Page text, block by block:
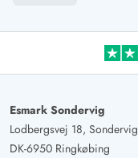
Esmark Sondervig
Lodbergsvej 18, Sondervig
DK-6950 Ringkøbing